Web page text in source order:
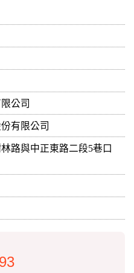
公司
有限公司
路與中正東路二段5巷口